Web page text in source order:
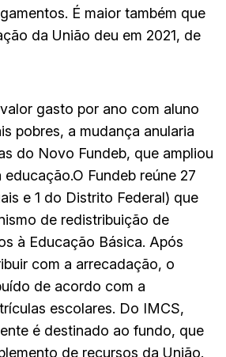
É maior também que
da União deu em 2021, de
gasto por ano com aluno
pobres, a mudança anularia
do Novo Fundeb, que ampliou
Fundeb reúne 27
e 1 do Distrito Federal) que
de redistribuição de
à Educação Básica. Após
com a arrecadação, o
de acordo com a
escolares. Do IMCS,
é destinado ao fundo, que
de recursos da União.